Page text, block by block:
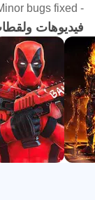
كيف يعمل البحث
هناك خياران
الخيار الأول هو
"Fortnite" و "Free Fire" وما إلى ذلك في شريط البحث.
الخيار الثاني
- Minor bugs fixed
فيديوهات